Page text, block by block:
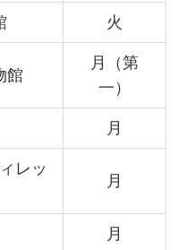
火
館
月（第
一）
月
レッ
月
月